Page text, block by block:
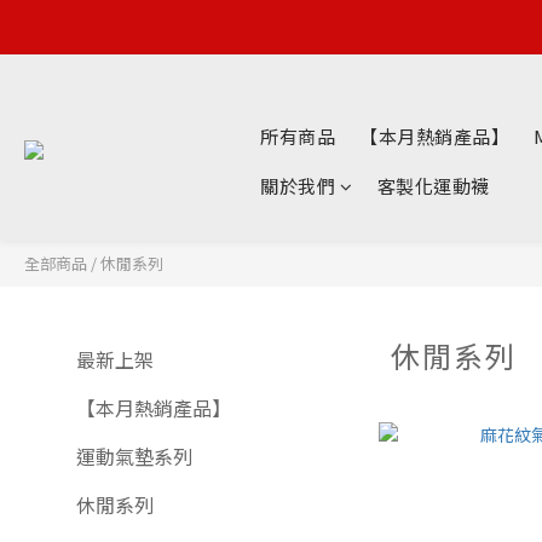
所有商品 【本月熱銷產品】
關於我們
客製化運動襪
全部商品 /休閒系列
最新上架
【本月熱銷產品】
運動氣墊系列
休閒系列
休閒系列